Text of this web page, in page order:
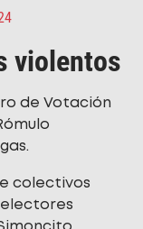
violentos
de Votación
colectivos